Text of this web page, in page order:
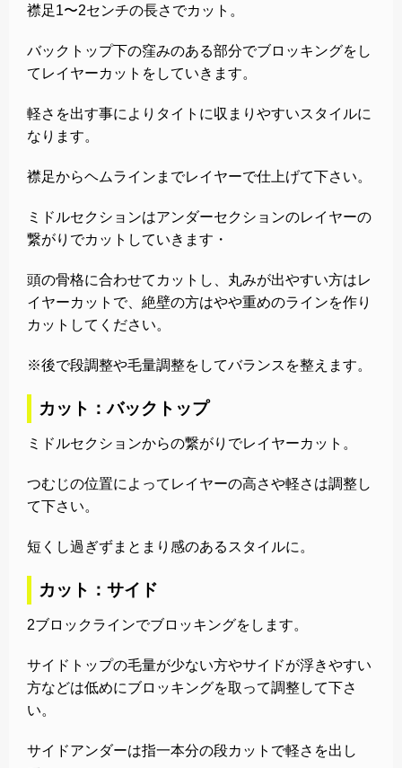
襟足1〜2センチの長さでカット。
バックトップ下の窪みのある部分でブロッキングをし
てレイヤーカットをしていきます。
軽さを出す事によりタイトに収まりやすいスタイルに
なります。
襟足からヘムラインまでレイヤーで仕上げて下さい。
ミドルセクションはアンダーセクションのレイヤーの
繋がりでカットしていきます・
頭の骨格に合わせてカットし、丸みが出やすい方はレ
イヤーカットで、絶壁の方はやや重めのラインを作り
カットしてください。
※後で段調整や毛量調整をしてバランスを整えます。
カット：バックトップ
ミドルセクションからの繋がりでレイヤーカット。
つむじの位置によってレイヤーの高さや軽さは調整し
て下さい。
短くし過ぎずまとまり感のあるスタイルに。
カット：サイド
2ブロックラインでブロッキングをします。
サイドトップの毛量が少ない方やサイドが浮きやすい
方などは低めにブロッキングを取って調整して下さ
い。
サイドアンダーは指一本分の段カットで軽さを出し